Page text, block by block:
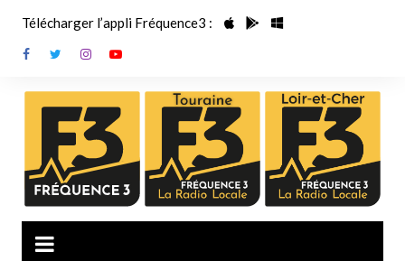
contenu
Télécharger l’appli Fréquence3 :